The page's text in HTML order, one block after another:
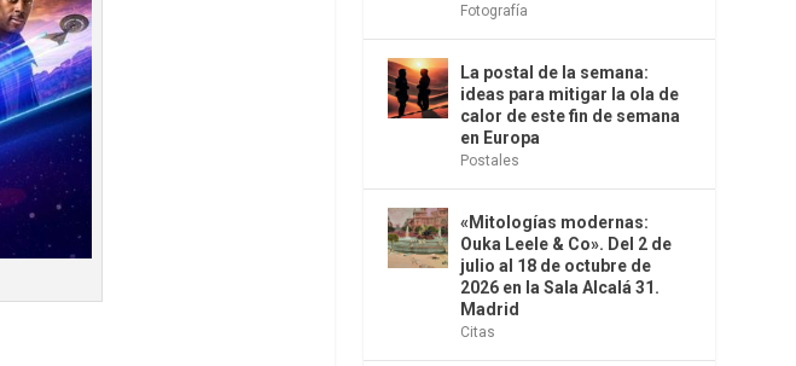
Fotografía
La postal de la semana:
ideas para mitigar la ola de
calor de este fin de semana
en Europa
Postales
«Mitologías modernas:
Ouka Leele & Co». Del 2 de
julio al 18 de octubre de
2026 en la Sala Alcalá 31.
Madrid
Citas